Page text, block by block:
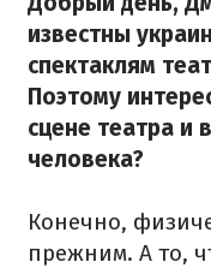
известны
спектаклям
Поэтому
сцене театра и
человека?
Конечно,
прежним. А то,